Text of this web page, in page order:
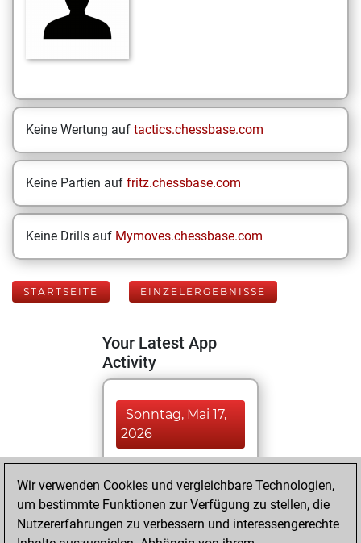
Keine Wertung auf tactics.chessbase.com
Keine Partien auf fritz.chessbase.com
Keine Drills auf Mymoves.chessbase.com
STARTSEITE EINZELERGEBNISSE
Your Latest App
Activity
Sonntag, Mai 17,
2026
You played 378
blitz games
Play
You scored +97
=5 -276 in blitz
Wir verwenden Cookies und vergleichbare Technologien,
um bestimmte Funktionen zur Verfügung zu stellen, die
Nutzererfahrungen zu verbessern und interessengerechte